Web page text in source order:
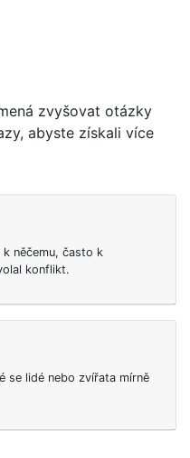
zvyšovat otázky
abyste získali více
něčemu, často k
konflikt.
se lidé nebo zvířata mírně